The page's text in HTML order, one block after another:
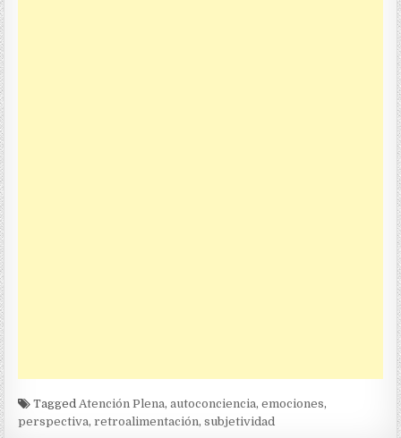
TaggedAtención Plena,autoconciencia,emociones,
perspectiva,retroalimentación,subjetividad